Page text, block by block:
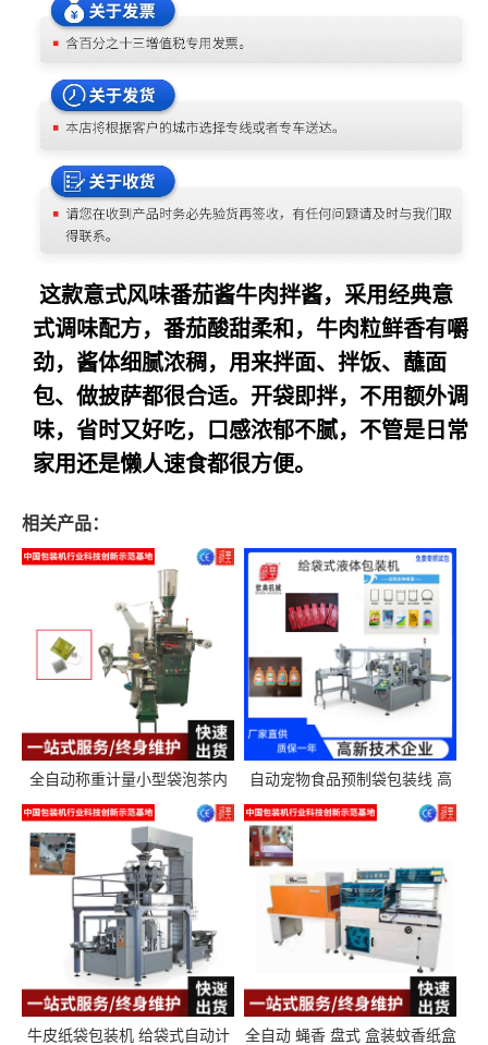
这款意式风味番茄酱牛肉拌酱，采用经典意
式调味配方，番茄酸甜柔和，牛肉粒鲜香有嚼
劲，酱体细腻浓稠，用来拌面、拌饭、蘸面
包、做披萨都很合适。开袋即拌，不用额外调
味，省时又好吃，口感浓郁不腻，不管是日常
家用还是懒人速食都很方便。
相关产品：
全自动称重计量小型袋泡茶内
外袋包装机三角包茶叶包装机
自动宠物食品预制袋包装线 高
精度称重分装给袋式包装机
牛皮纸袋包装机 给袋式自动计 全自动 蝇香 盘式 盒装蚊香纸盒